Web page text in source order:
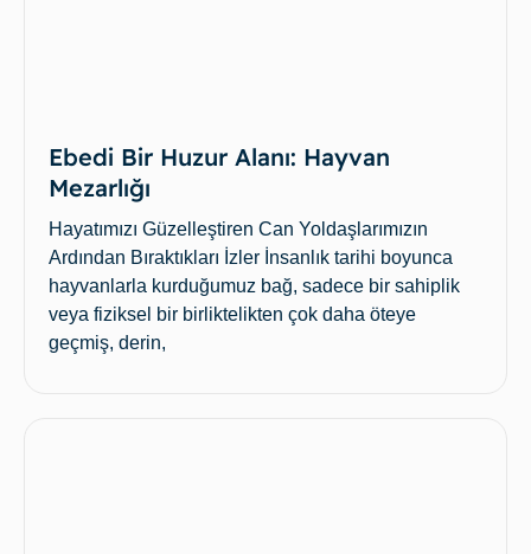
Ebedi Bir Huzur Alanı: Hayvan
Mezarlığı
Hayatımızı Güzelleştiren Can Yoldaşlarımızın
Ardından Bıraktıkları İzler İnsanlık tarihi boyunca
hayvanlarla kurduğumuz bağ, sadece bir sahiplik
veya fiziksel bir birliktelikten çok daha öteye
geçmiş, derin,